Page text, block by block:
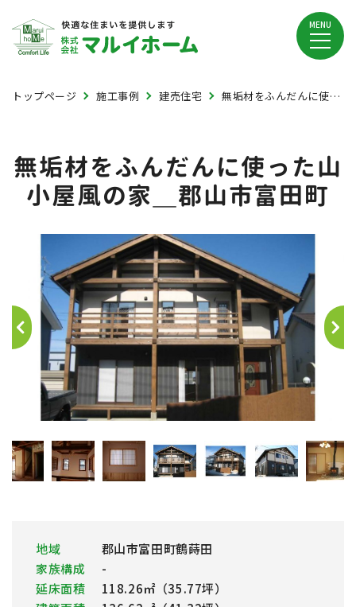
MENU
トップページ 施工事例 建売住宅 無垢材をふんだんに使った山小屋風の家＿郡山市富田町
無垢材をふんだんに使った山
小屋風の家＿郡山市富田町
地域
郡山市富田町鶴蒔田
家族構成
-
延床面積
118.26㎡（35.77坪）